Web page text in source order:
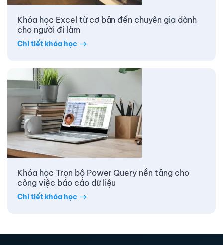
Khóa học Excel từ cơ bản đến chuyên gia dành
cho người đi làm
Chi tiết khóa học
Khóa học Trọn bộ Power Query nền tảng cho
công việc báo cáo dữ liệu
Chi tiết khóa học